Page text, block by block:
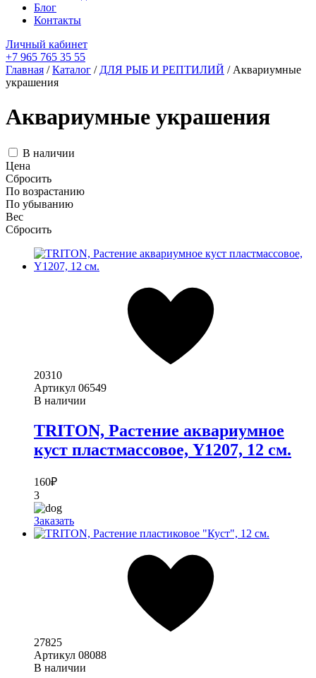
Блог
Контакты
Личный кабинет
+7 965 765 35 55
Главная /Каталог / ДЛЯ РЫБ И РЕПТИЛИЙ / Аквариумные
украшения
Аквариумные украшения
В наличии
Цена
Сбросить
По возрастанию
По убыванию
Вес
Сбросить
20310
Артикул 06549
В наличии
TRITON, Растение аквариумное
куст пластмассовое, Y1207, 12 см.
160₽
3
Заказать
27825
Артикул 08088
В наличии